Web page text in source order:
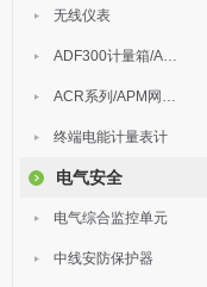
无线仪表
ADF300计量箱/AEW无线计量
ACR系列/APM网络电力仪表
终端电能计量表计
电气安全
电气综合监控单元
中线安防保护器